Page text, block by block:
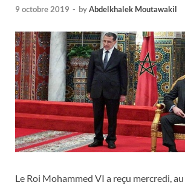
9 octobre 2019 - byAbdelkhalek Moutawakil
Le Roi Mohammed VI a reçu mercredi,